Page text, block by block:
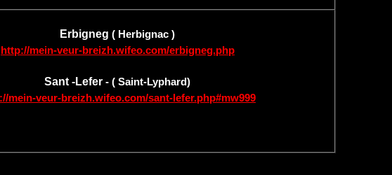
Erbigneg( Herbignac )
http://mein-veur-breizh.wifeo.com/erbigneg.php
Sant -Lefer- ( Saint-Lyphard)
mein-veur-breizh.wifeo.com/sant-lefer.php#mw999